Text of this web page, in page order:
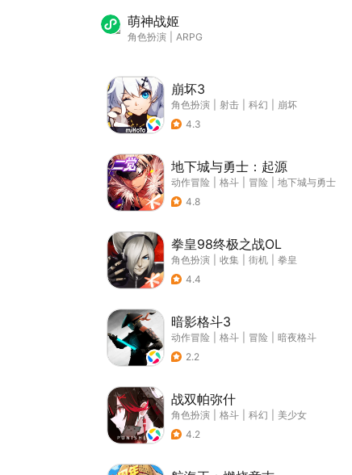
萌神战姬
角色扮演 ARPG
崩坏3
角色扮演 射击 科幻
崩坏
4.3
地下城与勇士：起源
动作冒险 格斗 冒险
地下城与勇士
4.8
拳皇98终极之战OL
角色扮演 收集 街机
拳皇
4.4
暗影格斗3
动作冒险 格斗 冒险
暗夜格斗
2.2
战双帕弥什
角色扮演 格斗 科幻
美少女
4.2